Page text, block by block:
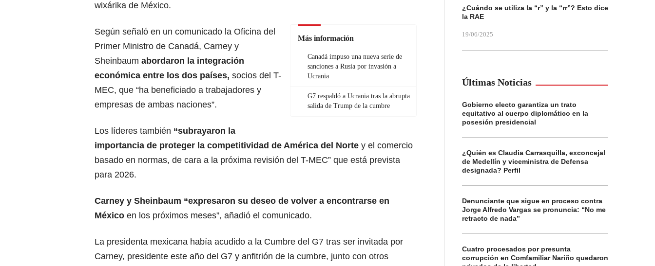
wixárika de México.
Más información
Canadá impuso una nueva serie de
sanciones a Rusia por invasión a
Ucrania
G7 respaldó a Ucrania tras la abrupta
salida de Trump de la cumbre
Según señaló en un comunicado la Oficina del
Primer Ministro de Canadá, Carney y
Sheinbaum abordaron la integración
económica entre los dos países, socios del T-
MEC, que “ha beneficiado a trabajadores y
empresas de ambas naciones”.
Los líderes también “subrayaron la
importancia de proteger la competitividad de América del Norte y el comercio
basado en normas, de cara a la próxima revisión del T-MEC” que está prevista
para 2026.
Carney y Sheinbaum “expresaron su deseo de volver a encontrarse en
México en los próximos meses”, añadió el comunicado.
La presidenta mexicana había acudido a la Cumbre del G7 tras ser invitada por
Carney, presidente este año del G7 y anfitrión de la cumbre, junto con otros
¿Cuándo se utiliza la “r” y la “rr”? Esto dice
la RAE
19/06/2025
Últimas Noticias
Gobierno electo garantiza un trato
equitativo al cuerpo diplomático en la
posesión presidencial
¿Quién es Claudia Carrasquilla, exconcejal
de Medellín y viceministra de Defensa
designada? Perfil
Denunciante que sigue en proceso contra
Jorge Alfredo Vargas se pronuncia: “No me
retracto de nada”
Cuatro procesados por presunta
corrupción en Comfamiliar Nariño quedaron